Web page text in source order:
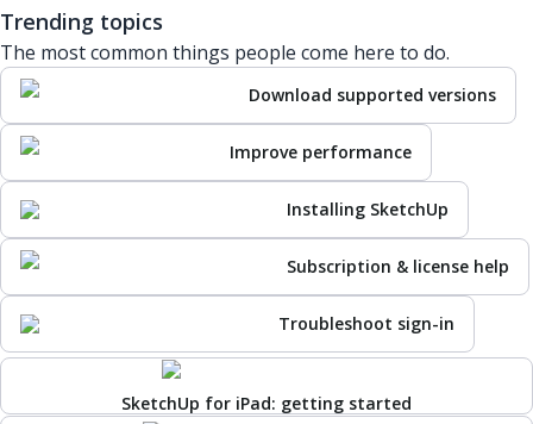
Trending topics
The most common things people come here to do.
Download supported versions
Improve performance
Installing SketchUp
Subscription & license help
Troubleshoot sign-in
SketchUp for iPad: getting started